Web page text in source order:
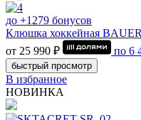
до +1279 бонусов
Клюшка хоккейная
от 25 990 ₽
по 6
быстрый просмотр
В избранное
НОВИНКА